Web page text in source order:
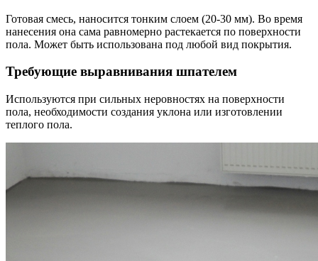
Готовая смесь, наносится тонким слоем (20-30 мм). Во время
нанесения она сама равномерно растекается по поверхности
пола. Может быть использована под любой вид покрытия.
Требующие выравнивания шпателем
Используются при сильных неровностях на поверхности
пола, необходимости создания уклона или изготовлении
теплого пола.